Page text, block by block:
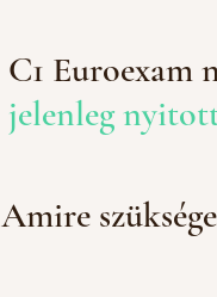
C1 Euroexam
jelenleg
Amire